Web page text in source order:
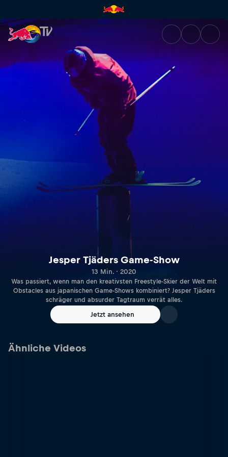
Jesper Tjäders Game-Show |
Jesper Tjäders Game-Show
13 Min. · 2020
Was passiert, wenn man den kreativsten Freestyle-Skier der Welt mit
Obstacles aus japanischen Game-Shows kombiniert? Jesper Tjäders
schräger und absurder Tagtraum verrät alles.
Jetzt ansehen
Ähnliche Videos